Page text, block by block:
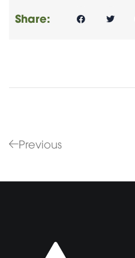
Share:
Previous